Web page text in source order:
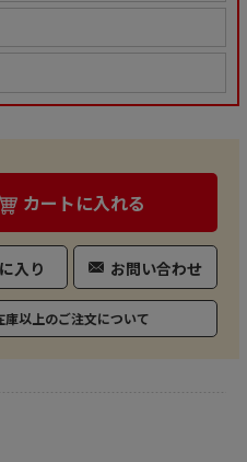
カートに入れる
入り お問い合わせ
庫以上のご注文について